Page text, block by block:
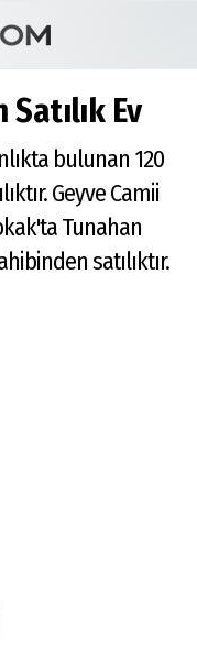
İlkeleri
Medyabar.com
Künye
İletişim
Ev
bulunan 120
Geyve Camii
Tunahan
satılıktır.